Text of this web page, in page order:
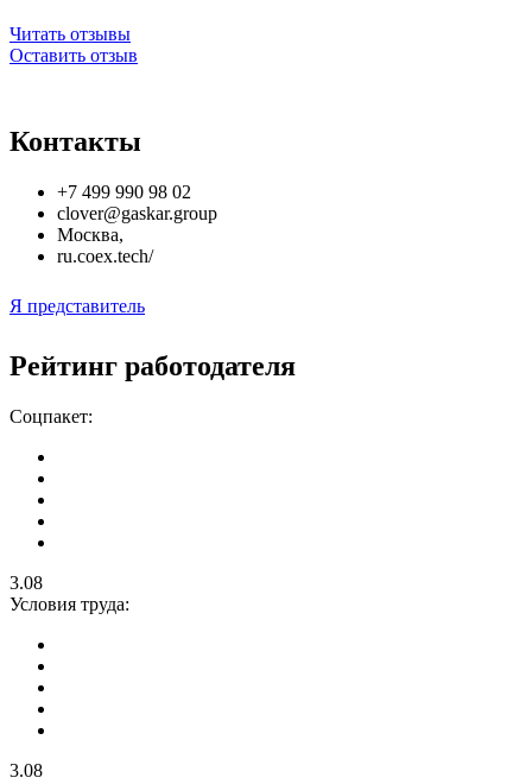
Читать отзывы
Оставить отзыв
Контакты
+7 499 990 98 02
clover@gaskar.group
Москва,
ru.coex.tech/
Я представитель
Рейтинг работодателя
Соцпакет:
3.08
Условия труда:
3.08